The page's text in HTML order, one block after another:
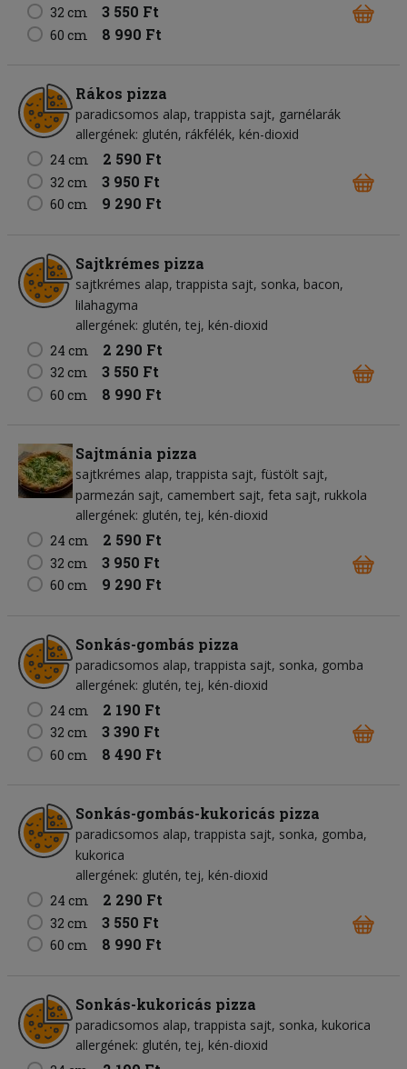
32 cm 3 550 Ft
60 cm 8 990 Ft
Rákos pizza
paradicsomos alap trappista sajt garnélarák
allergének: glutén, rákfélék, kén-dioxid
24 cm
2 590 Ft
32 cm 3 950 Ft
60 cm 9 290 Ft
Sajtkrémes pizza
sajtkrémes alap trappista sajt sonka bacon
lilahagyma
allergének: glutén, tej, kén-dioxid
24 cm
2 290 Ft
32 cm 3 550 Ft
60 cm 8 990 Ft
Sajtmánia pizza
sajtkrémes alap trappista sajt füstölt sajt
parmezán sajt camembert sajt feta sajt rukkola
allergének: glutén, tej, kén-dioxid
24 cm
2 590 Ft
32 cm 3 950 Ft
60 cm 9 290 Ft
Sonkás-gombás pizza
paradicsomos alap trappista sajt sonka gomba
allergének: glutén, tej, kén-dioxid
24 cm
2 190 Ft
32 cm 3 390 Ft
60 cm 8 490 Ft
Sonkás-gombás-kukoricás pizza
paradicsomos alap trappista sajt sonka gomba
kukorica
allergének: glutén, tej, kén-dioxid
24 cm
2 290 Ft
32 cm 3 550 Ft
60 cm 8 990 Ft
Sonkás-kukoricás pizza
paradicsomos alap trappista sajt sonka kukorica
allergének: glutén, tej, kén-dioxid